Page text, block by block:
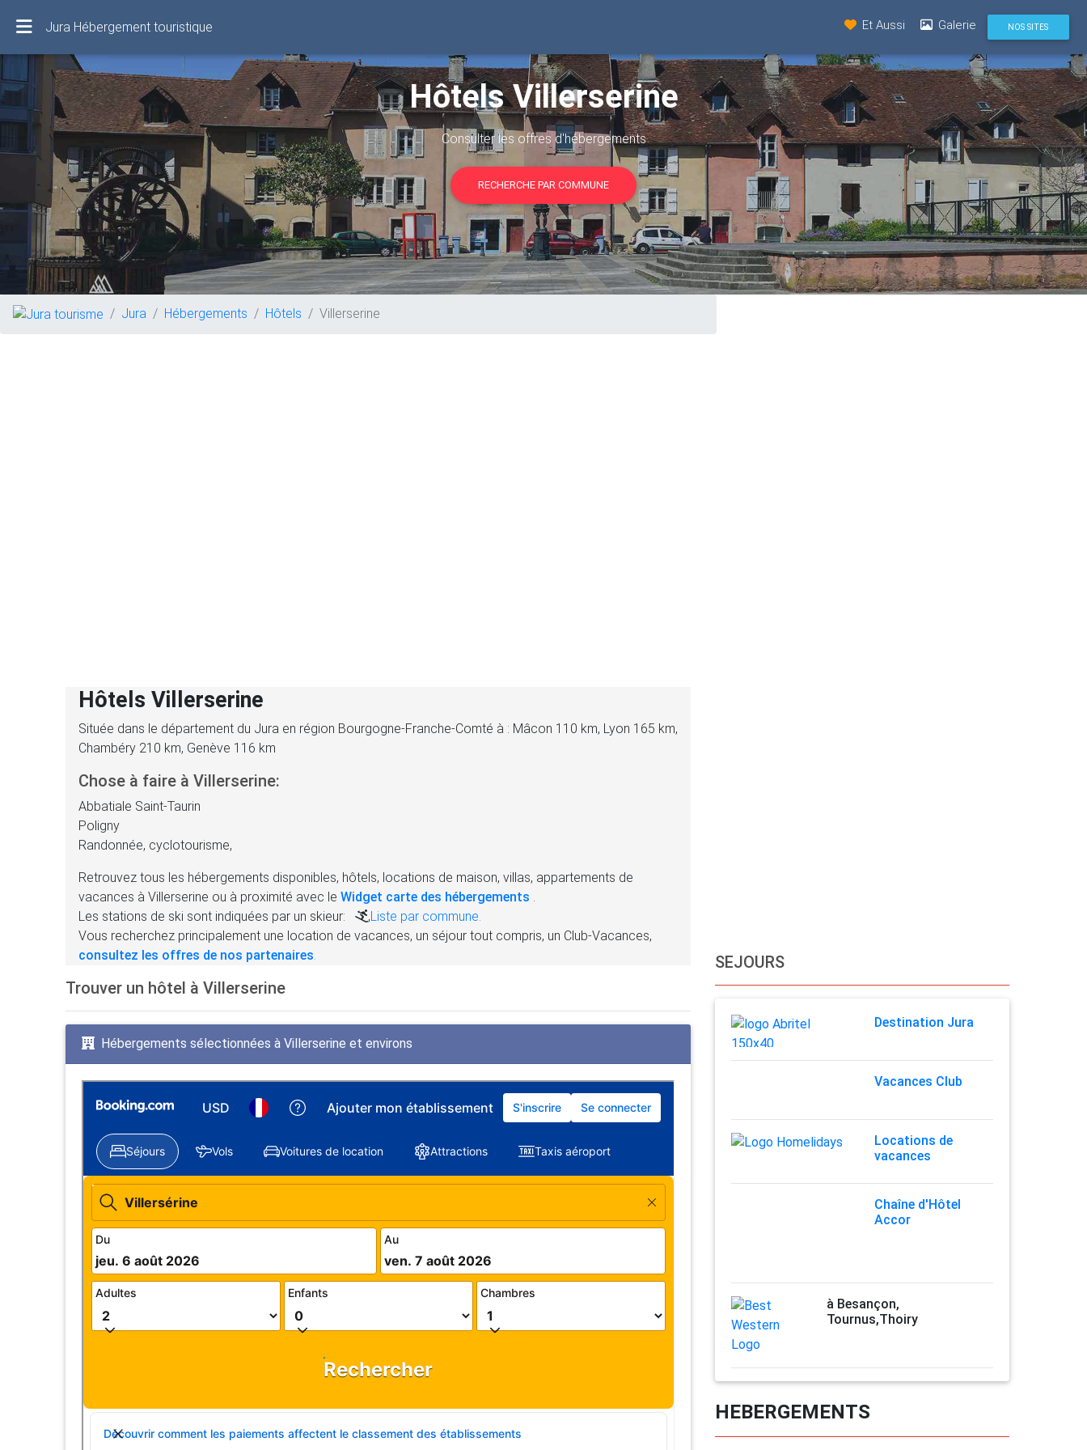
Jura Hébergement touristique Et Aussi Galerie NOS SITES
Hôtels Villerserine
Consulter les offres d'hébergements
RECHERCHE PAR COMMUNE
Jura Hébergements Hôtels Villerserine
Hôtels Villerserine
Située dans le département du Jura en région Bourgogne-Franche-Comté à : Mâcon 110 km, Lyon 165 km,
Chambéry 210 km, Genève 116 km
Chose à faire à Villerserine:
Abbatiale Saint-Taurin
Poligny
Randonnée, cyclotourisme,
Retrouvez tous les hébergements disponibles, hôtels, locations de maison, villas, appartements de
vacances à Villerserine ou à proximité avec le Widget carte des hébergements
Les stations de ski sont indiquées par un skieur:
,Liste par commune.
Vous recherchez principalement une location de vacances, un séjour tout compris, un Club-Vacances,
consultez les offres de nos partenaires
Trouver un hôtel à Villerserine
Hébergements sélectionnées à Villerserine et environs
SEJOURS
Destination Jura
Vacances Club
Locations de
vacances
Chaîne d'Hôtel
Accor
à Besançon,
Tournus,Thoiry
HEBERGEMENTS